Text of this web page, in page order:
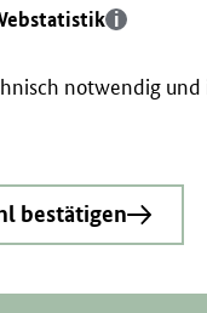
notwendig
bestätigen